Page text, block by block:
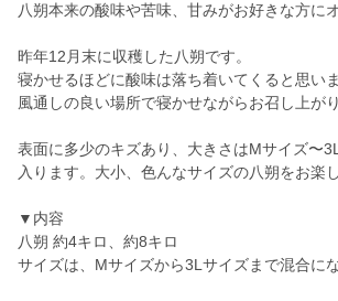
八朔本来の酸味や苦味、甘みがお好きな方に
昨年12月末に収穫した八朔です。
寝かせるほどに酸味は落ち着いてくると思い
風通しの良い場所で寝かせながらお召し上が
表面に多少のキズあり、大きさはMサイズ〜
入ります。大小、色んなサイズの八朔をお楽
▼内容
八朔 約4キロ、約8キロ
サイズは、Mサイズから3Lサイズまで混合にな